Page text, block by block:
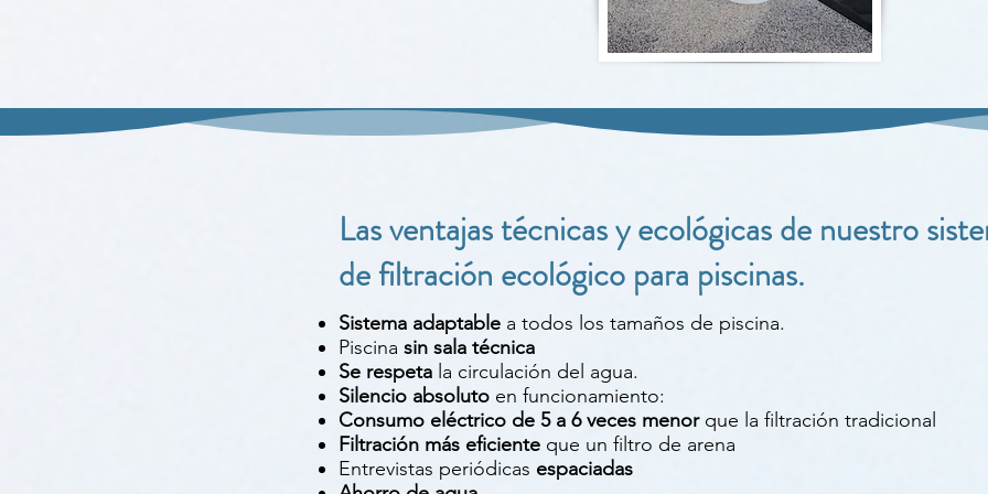
Las ventajas técnicas y ecológicas de nuestro
de filtración ecológico para piscinas.
Sistema adaptable a todos los tamaños de piscina.
Piscina sin sala técnica
Se respeta la circulación del agua.
Silencio absoluto en funcionamiento:
Consumo eléctrico de 5 a 6 veces menorque la filtración tradicional
Filtración más eficiente que un filtro de arena
Entrevistas periódicas espaciadas